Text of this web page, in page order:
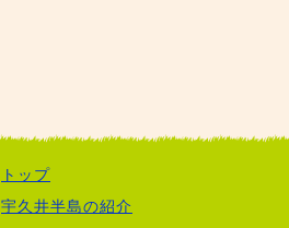
トップ
宇久井半島の紹介